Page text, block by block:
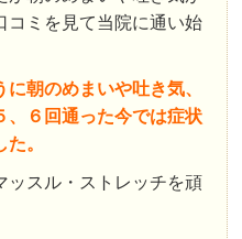
コミを見て当院に通い始
朝のめまいや吐き気、
、６回通った今では症状
。
ッスル・ストレッチを頑